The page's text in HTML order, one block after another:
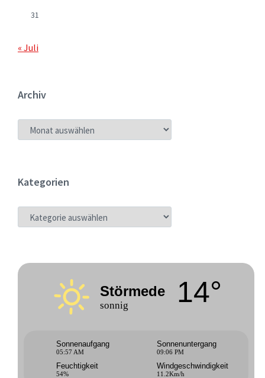
31
« Juli
Archiv
ARCHIV
Kategorien
KATEGORIEN
Störmede
sonnig 14°
Sonnenaufgang
05:57 AM
Sonnenuntergang
09:06 PM
Feuchtigkeit
54%
Windgeschwindigkeit
11.2Km/h